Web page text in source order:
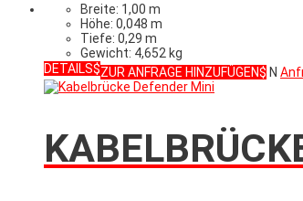
Breite: 1,00 m
Höhe: 0,048 m
Tiefe: 0,29 m
Gewicht: 4,652 kg
DETAILS
ZUR ANFRAGE HINZUFÜGEN N